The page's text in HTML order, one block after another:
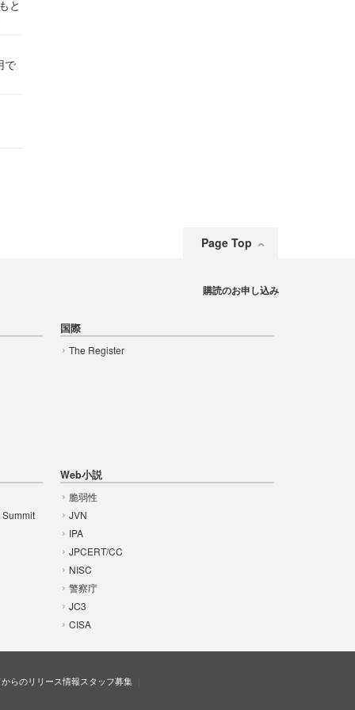
と
で
Page Top
国際
The Register
Web小説
脆弱性
JVN
IPA
JPCERT/CC
NISC
警察庁
JC3
CISA
購読のお申し込み
らのリリース情報スタッフ募集